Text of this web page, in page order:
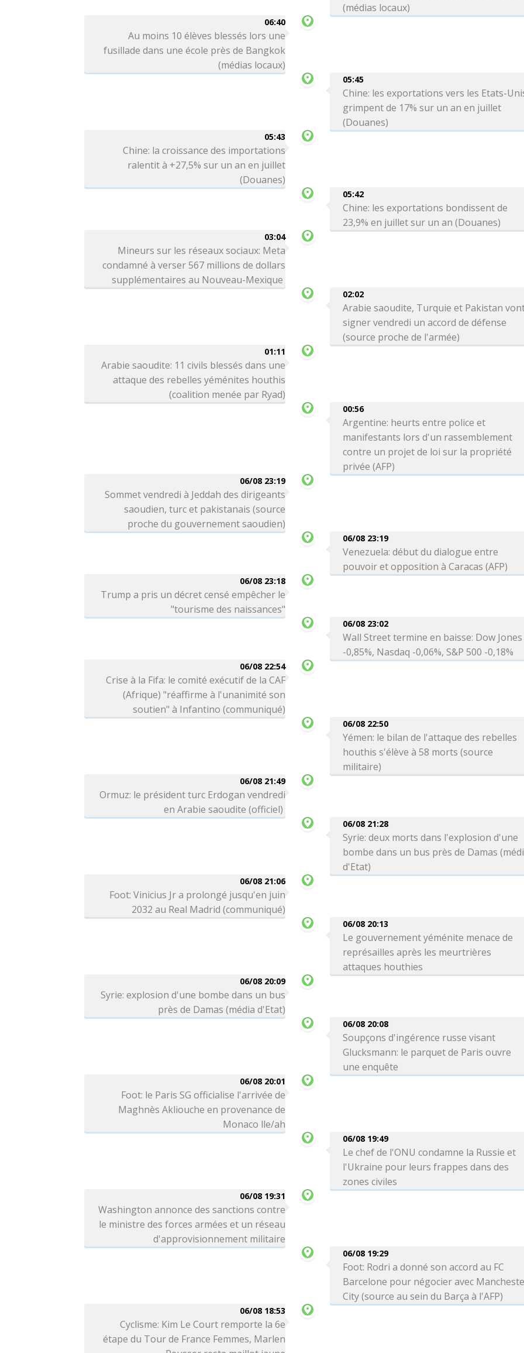
(médias locaux)
06:40
Au moins 10 élèves blessés lors une
fusillade dans une école près de Bangkok
(médias locaux)
05:45
Chine: les exportations vers les Etats-
grimpent de 17% sur un an en juillet
(Douanes)
05:43
Chine: la croissance des importations
ralentit à +27,5% sur un an en juillet
(Douanes)
05:42
Chine: les exportations bondissent de
23,9% en juillet sur un an (Douanes)
03:04
Mineurs sur les réseaux sociaux: Meta
condamné à verser 567 millions de dollars
supplémentaires au Nouveau-Mexique
02:02
Arabie saoudite, Turquie et Pakistan
signer vendredi un accord de défense
(source proche de l'armée)
01:11
Arabie saoudite: 11 civils blessés dans une
attaque des rebelles yéménites houthis
(coalition menée par Ryad)
00:56
Argentine: heurts entre police et
manifestants lors d'un rassemblement
contre un projet de loi sur la propriété
privée (AFP)
06/08 23:19
Sommet vendredi à Jeddah des dirigeants
saoudien, turc et pakistanais (source
proche du gouvernement saoudien)
06/08 23:19
Venezuela: début du dialogue entre
pouvoir et opposition à Caracas (AFP)
06/08 23:18
Trump a pris un décret censé empêcher le
"tourisme des naissances"
06/08 23:02
Wall Street termine en baisse: Dow Jones
-0,85%, Nasdaq -0,06%, S&P 500 -0,18%
06/08 22:54
Crise à la Fifa: le comité exécutif de la CAF
(Afrique) "réaffirme à l'unanimité son
soutien" à Infantino (communiqué)
06/08 22:50
Yémen: le bilan de l'attaque des rebelles
houthis s'élève à 58 morts (source
militaire)
06/08 21:49
Ormuz: le président turc Erdogan vendredi
en Arabie saoudite (officiel)
06/08 21:28
Syrie: deux morts dans l'explosion d'une
bombe dans un bus près de Damas
d'Etat)
06/08 21:06
Foot: Vinicius Jr a prolongé jusqu'en juin
2032 au Real Madrid (communiqué)
06/08 20:13
Le gouvernement yéménite menace de
représailles après les meurtrières
attaques houthies
06/08 20:09
Syrie: explosion d'une bombe dans un bus
près de Damas (média d'Etat)
06/08 20:08
Soupçons d'ingérence russe visant
Glucksmann: le parquet de Paris ouvre
une enquête
06/08 20:01
Foot: le Paris SG officialise l'arrivée de
Maghnès Akliouche en provenance de
Monaco lle/ah
06/08 19:49
Le chef de l'ONU condamne la Russie et
l'Ukraine pour leurs frappes dans des
zones civiles
06/08 19:31
Washington annonce des sanctions contre
le ministre des forces armées et un réseau
d'approvisionnement militaire
06/08 19:29
Foot: Rodri a donné son accord au FC
Barcelone pour négocier avec
City (source au sein du Barça à l'AFP)
06/08 18:53
Cyclisme: Kim Le Court remporte la 6e
étape du Tour de France Femmes, Marlen